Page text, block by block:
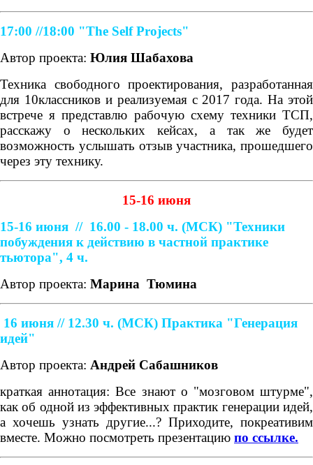
17:00 //18:00 "The Self Projects"
Автор проекта: Юлия Шабахова
Техника свободного проектирования, разработанная
для 10классников и реализуемая с 2017 года. На этой
встрече я представлю рабочую схему техники ТСП,
расскажу о нескольких кейсах, а так же будет
возможность услышать отзыв участника, прошедшего
через эту технику.
15-16 июня
15-16 июня // 16.00 - 18.00 ч. (МСК) "Техники
побуждения к действию в частной практике
тьютора", 4 ч.
Автор проекта: Марина Тюмина
16 июня // 12.30 ч. (МСК) Практика "Генерация
идей"
Автор проекта: Андрей Сабашников
краткая аннотация: Все знают о "мозговом штурме",
как об одной из эффективных практик генерации идей,
а хочешь узнать другие...? Приходите, покреативим
вместе. Можно посмотреть презентацию по ссылке.